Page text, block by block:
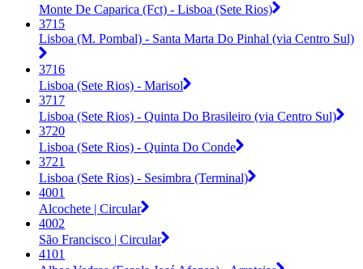
Monte De Caparica (Fct) - Lisboa (Sete Rios)
3715
Lisboa (M. Pombal) - Santa Marta Do Pinhal (via Centro Sul)
3716
Lisboa (Sete Rios) - Marisol
3717
Lisboa (Sete Rios) - Quinta Do Brasileiro (via Centro Sul)
3720
Lisboa (Sete Rios) - Quinta Do Conde
3721
Lisboa (Sete Rios) - Sesimbra (Terminal)
4001
Alcochete | Circular
4002
São Francisco | Circular
4101